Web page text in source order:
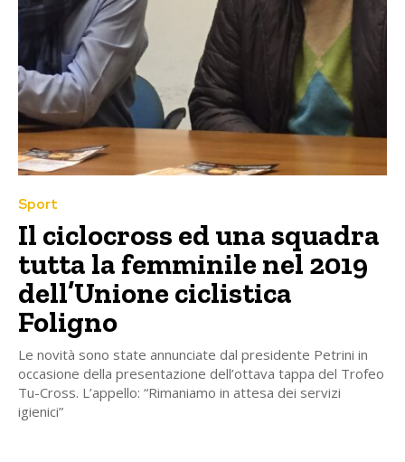
Sport
Il ciclocross ed una squadra
tutta la femminile nel 2019
dell’Unione ciclistica
Foligno
Le novità sono state annunciate dal presidente Petrini in
occasione della presentazione dell’ottava tappa del Trofeo
Tu-Cross. L’appello: “Rimaniamo in attesa dei servizi
igienici”